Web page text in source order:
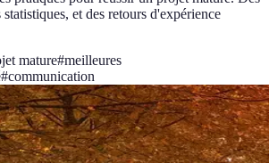
et des retours d'expérience
mature#meilleures
#communication